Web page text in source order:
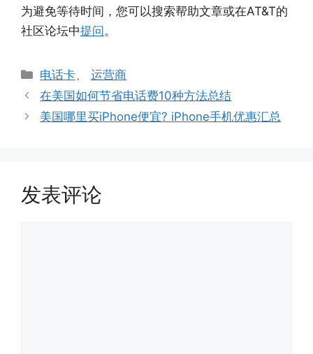
为避免等待时间，您可以搜索帮助文章或在AT&T的
社区论坛中提问。
分
类
电话卡、运营商
在美国如何节省电话费10种方法总结
美国哪里买iPhone便宜? iPhone手机优惠汇总
发表评论